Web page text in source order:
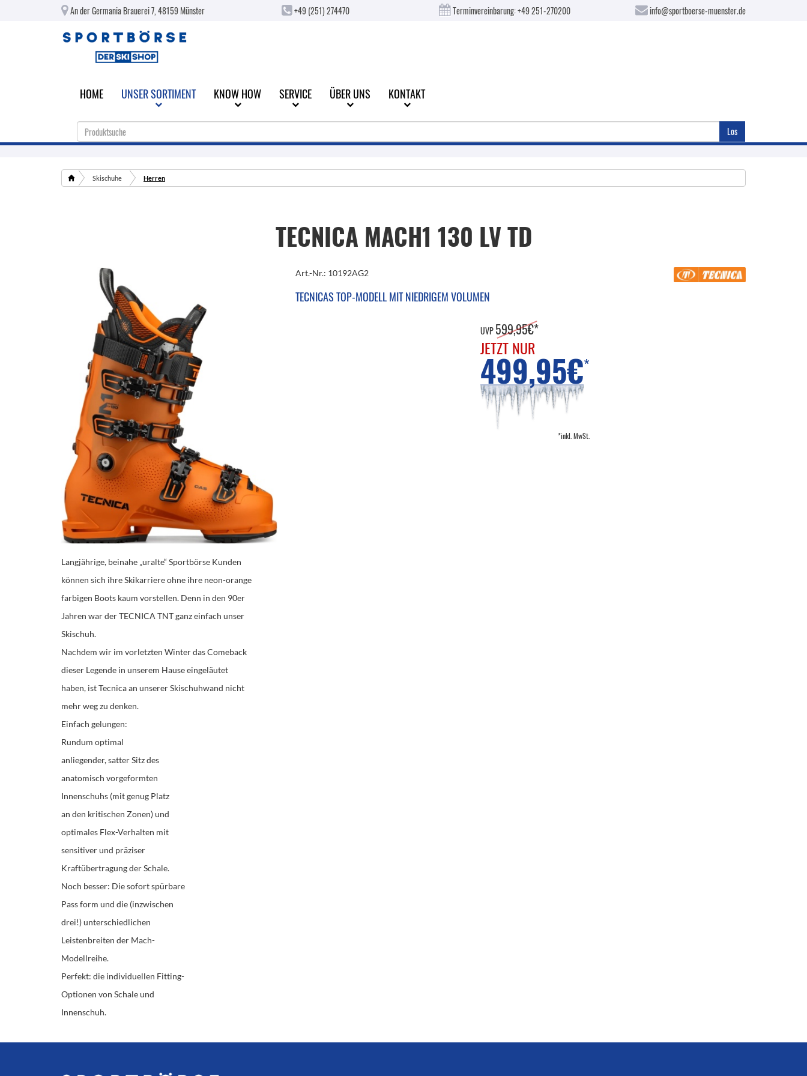
An der Germania Brauerei 7, 48159 Münster +49 (251) 274470 Terminvereinbarung:+49 251-270200 info@sportboerse-muenster.de
HOME UNSER SORTIMENT KNOW HOW SERVICE ÜBER UNS KONTAKT
Los
Skischuhe Herren
TECNICA MACH1 130 LV TD
Art.-Nr.: 10192AG2
TECNICAS TOP-MODELL MIT NIEDRIGEM VOLUMEN
UVP599,95€*
JETZT NUR
499,95€*
*inkl. MwSt.
Langjährige, beinahe „uralte“ Sportbörse Kunden
können sich ihre Skikarriere ohne ihre neon-orange
farbigen Boots kaum vorstellen. Denn in den 90er
Jahren war der TECNICA TNT ganz einfach unser
Skischuh.
Nachdem wir im vorletzten Winter das Comeback
dieser Legende in unserem Hause eingeläutet
haben, ist Tecnica an unserer Skischuhwand nicht
mehr weg zu denken.
Einfach gelungen:
Rundum optimal
anliegender, satter Sitz des
anatomisch vorgeformten
Innenschuhs (mit genug Platz
an den kritischen Zonen) und
optimales Flex-Verhalten mit
sensitiver und präziser
Kraftübertragung der Schale.
Noch besser: Die sofort spürbare
Pass form und die (inzwischen
drei!) unterschiedlichen
Leistenbreiten der Mach-
Modellreihe.
Perfekt: die individuellen Fitting-
Optionen von Schale und
Innenschuh.